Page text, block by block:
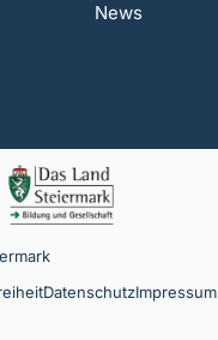
News
DatenschutzImpressum